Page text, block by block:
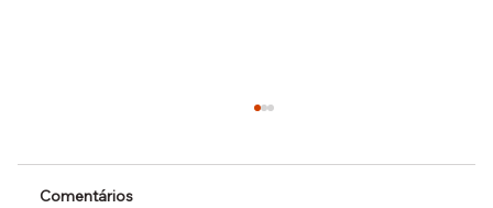
Comentários